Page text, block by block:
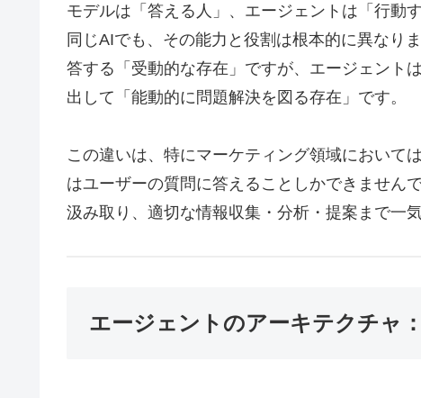
モデルは「答える人」、エージェントは「行動す
同じAIでも、その能力と役割は根本的に異なり
答する「受動的な存在」ですが、エージェント
出して「能動的に問題解決を図る存在」です。
この違いは、特にマーケティング領域において
はユーザーの質問に答えることしかできません
汲み取り、適切な情報収集・分析・提案まで一
エージェントのアーキテクチャ